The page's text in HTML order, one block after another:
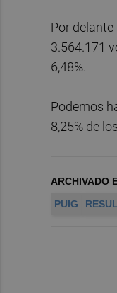
Por delante
3.564.171
6,48%.
Podemos
8,25% de
ARCHIVADO
PUIG